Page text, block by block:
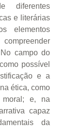
diferentes
e literárias
elementos
campo do
possível
e a
ética, como
moral; e, na
capaz
da